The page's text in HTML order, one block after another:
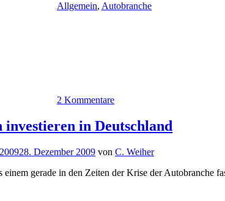
Allgemein, Autobranche
2 Kommentare
in Deutschland
28. Dezember 2009 von C. Weiher
gerade in den Zeiten der Krise der Autobranche